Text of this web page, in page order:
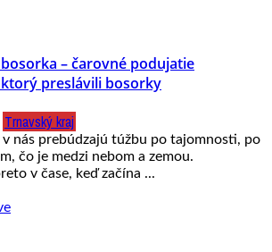
– čarovné podujatie
preslávili bosorky
Trnavský kraj
v nás prebúdzajú túžbu po tajomnosti, po
čo je medzi nebom a zemou.
v čase, keď začína ...